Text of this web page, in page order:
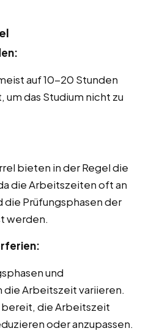
auf 10-20 Stunden
das Studium nicht zu
bieten in der Regel die
die Arbeitszeiten oft an
die Prüfungsphasen der
werden.
und
Arbeitszeit variieren.
die Arbeitszeit
oder anzupassen.